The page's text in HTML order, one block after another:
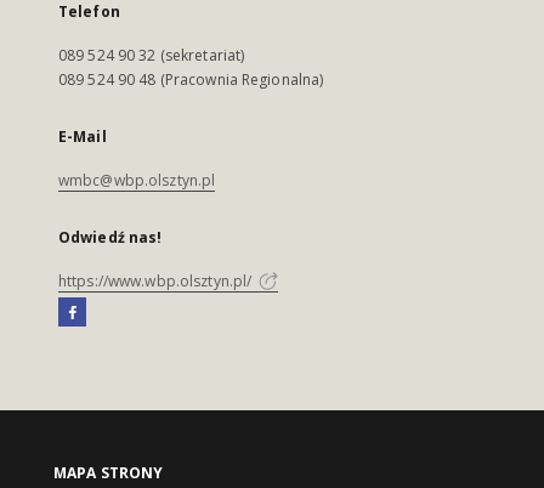
Telefon
089 524 90 32 (sekretariat)
089 524 90 48 (Pracownia Regionalna)
E-Mail
wmbc@wbp.olsztyn.pl
Odwiedź nas!
https://www.wbp.olsztyn.pl/
MAPA STRONY